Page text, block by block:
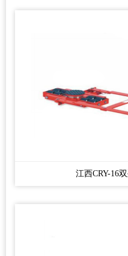
江西CRY-16